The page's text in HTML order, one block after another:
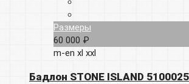
Размеры
60 000 ₽
m-en xl xxl
Бадлон STONE ISLAND